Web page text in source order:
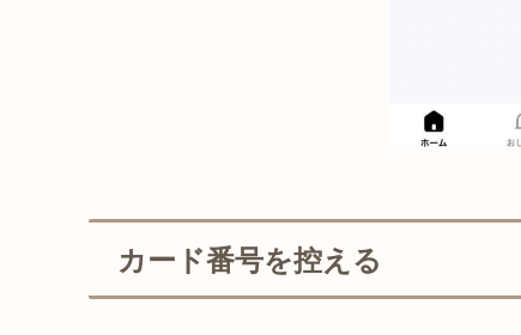
カード番号を控える